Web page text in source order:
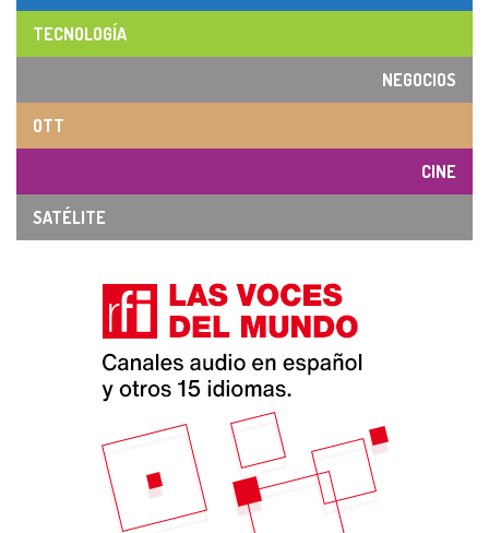
TECNOLOGÍA
NEGOCIOS
OTT
CINE
SATÉLITE